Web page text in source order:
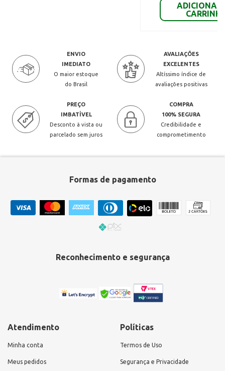
ADICIONAR
ENVIO
IMEDIATO
O maior estoque
do Brasil
AVALIAÇÕES
EXCELENTES
Altíssimo índice de
avaliações positivas
PREÇO
IMBATÍVEL
Desconto à vista ou
parcelado sem juros
COMPRA
100% SEGURA
Credibilidade e
comprometimento
Formas de pagamento
Reconhecimento e segurança
Atendimento
Minha conta
Meus pedidos
Políticas
Termos de Uso
Segurança e Privacidade